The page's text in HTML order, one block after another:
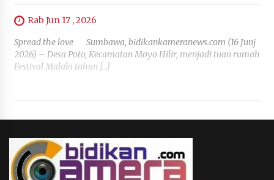
Rab Jun 17 , 2026
Spread the love Sumbawa, bidikankameranews.com (16 Junj
2026) – Desa Poto, Kecamatan Moyo Hilir, menjadi tuan rumah
Festival Malala tahun […]